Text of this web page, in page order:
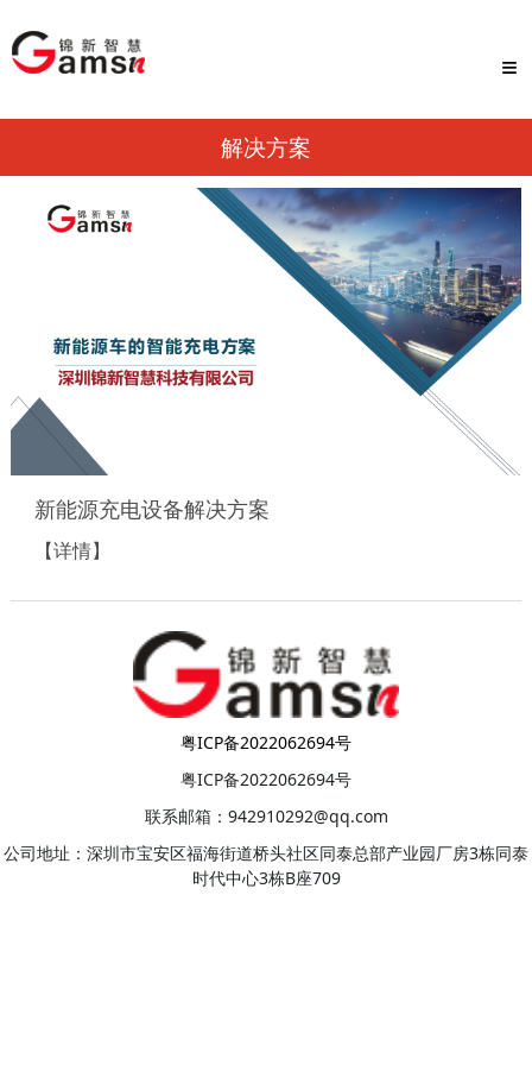
≡
解决方案
新能源充电设备解决方案
【详情】
粤ICP备2022062694号
粤ICP备2022062694号
联系邮箱：942910292@qq.com
公司地址：深圳市宝安区福海街道桥头社区同泰总部产业园厂房3栋同泰
时代中心3栋B座709